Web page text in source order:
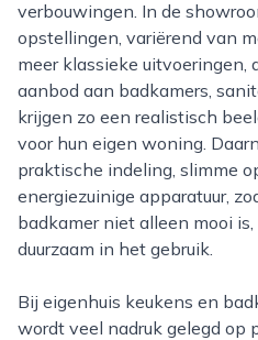
verbouwingen. In de
opstellingen, variërend van
meer klassieke uitvoeringen,
aanbod aan badkamers,
krijgen zo een realistisch
voor hun eigen woning.
praktische indeling, slimme
energiezuinige apparatuur,
badkamer niet alleen mooi
duurzaam in het gebruik.
Bij eigenhuis keukens en badkamers in amersfoort
wordt veel nadruk gelegd op